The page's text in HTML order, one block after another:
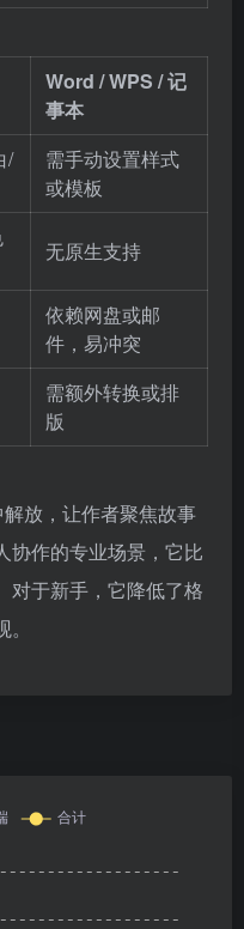
Word / WPS / 记
事本
/
需手动设置样式
或模板
无原生支持
依赖网盘或邮
件，易冲突
需额外转换或排
版
放，让作者聚焦故事
协作的专业场景，它比
对于新手，它降低了格